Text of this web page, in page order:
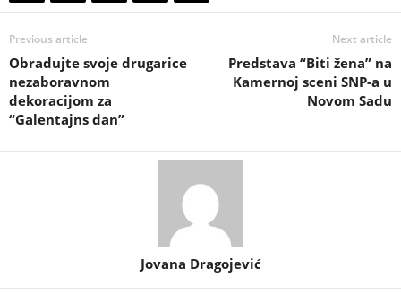
Previous article
Obradujte svoje drugarice
nezaboravnom
dekoracijom za
“Galentajns dan”
Next article
Predstava “Biti žena” na
Kamernoj sceni SNP-a u
Novom Sadu
Jovana Dragojević